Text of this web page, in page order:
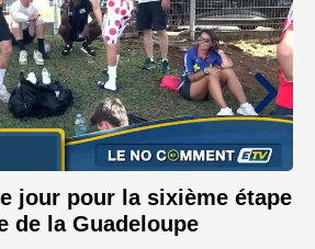
jour pour la sixième étape
de la Guadeloupe